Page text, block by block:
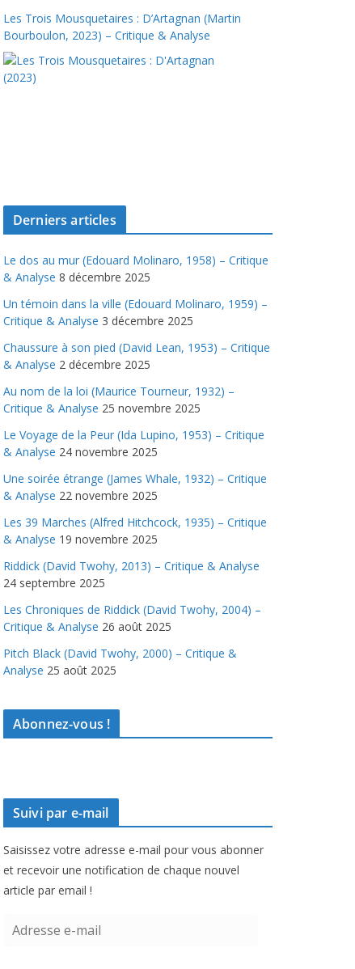
Les Trois Mousquetaires : D’Artagnan (Martin
Bourboulon, 2023) – Critique & Analyse
Derniers articles
Le dos au mur (Edouard Molinaro, 1958) – Critique
& Analyse 8 décembre 2025
Un témoin dans la ville (Edouard Molinaro, 1959) –
Critique & Analyse 3 décembre 2025
Chaussure à son pied (David Lean, 1953) – Critique
& Analyse 2 décembre 2025
Au nom de la loi (Maurice Tourneur, 1932) –
Critique & Analyse 25 novembre 2025
Le Voyage de la Peur (Ida Lupino, 1953) – Critique
& Analyse 24 novembre 2025
Une soirée étrange (James Whale, 1932) – Critique
& Analyse 22 novembre 2025
Les 39 Marches (Alfred Hitchcock, 1935) – Critique
& Analyse 19 novembre 2025
Riddick (David Twohy, 2013) – Critique & Analyse
24 septembre 2025
Les Chroniques de Riddick (David Twohy, 2004) –
Critique & Analyse 26 août 2025
Pitch Black (David Twohy, 2000) – Critique &
Analyse 25 août 2025
Abonnez-vous !
Suivi par e-mail
Saisissez votre adresse e-mail pour vous abonner
et recevoir une notification de chaque nouvel
article par email !